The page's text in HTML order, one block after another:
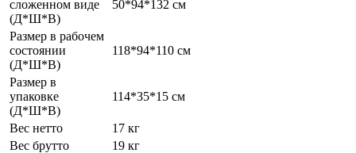
сложенном виде
(Д*Ш*В)
50*94*132 см
Размер в рабочем
состоянии
(Д*Ш*В)
118*94*110 см
Размер в
упаковке
(Д*Ш*В)
114*35*15 см
Вес нетто
17 кг
Вес брутто
19 кг